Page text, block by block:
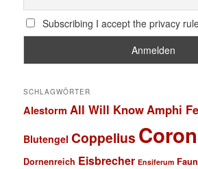
Subscribing I accept the privacy
SCHLAGWÖRTER
Alestorm All Will Know Amphi
Blutengel Coppelius
Dornenreich Eisbrecher Ensiferum Faun